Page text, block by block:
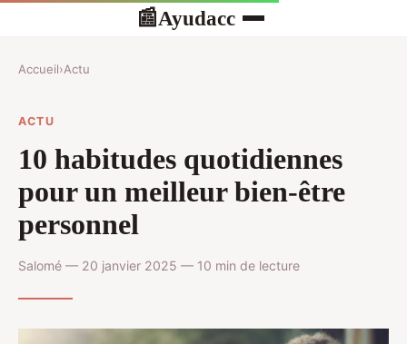
📰Ayudacc
Accueil›Actu
ACTU
10 habitudes quotidiennes
pour un meilleur bien-être
personnel
Salomé — 20 janvier 2025 — 10 min de lecture